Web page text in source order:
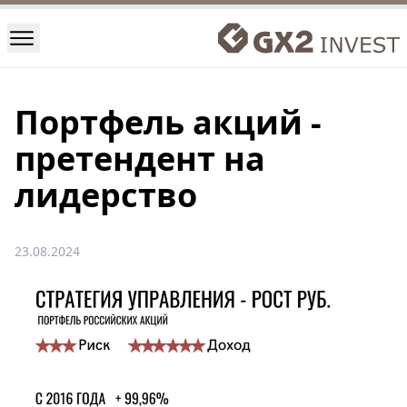
Портфель акций -
претендент на
лидерство
23.08.2024